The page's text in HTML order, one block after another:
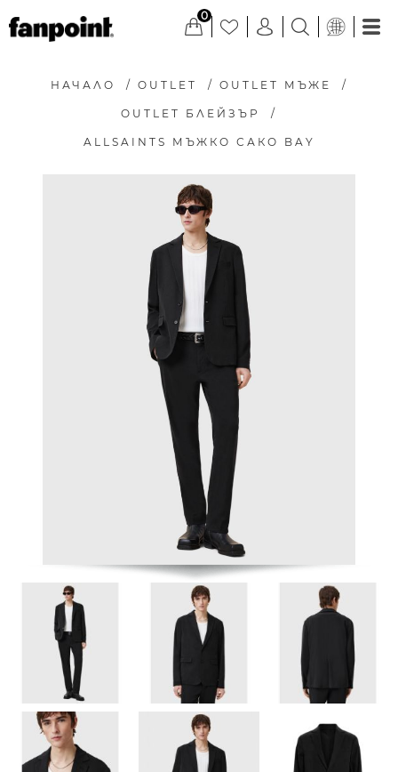
0
НАЧАЛО / OUTLET / OUTLET МЪЖЕ /
OUTLET БЛЕЙЗЪР /
ALLSAINTS МЪЖКО САКО BAY